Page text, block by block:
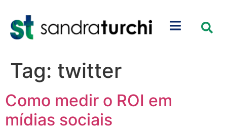
Tag: twitter
Como medir o ROI em
mídias sociais